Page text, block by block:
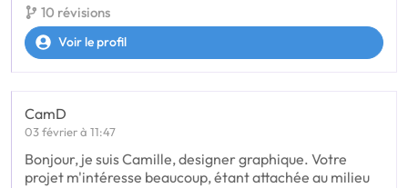
10 révisions
Voir le profil
CamD
03 février à 11:47
Bonjour, je suis Camille, designer graphique. Votre
projet m'intéresse beaucoup, étant attachée au milieu